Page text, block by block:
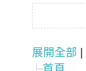
展開全部
首頁